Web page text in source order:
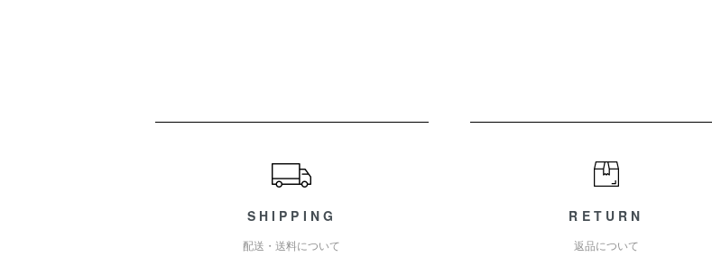
SHIPPING
配送・送料について
RETURN
返品について